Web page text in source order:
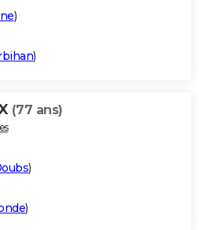
)
)
(77 ans)
)
)